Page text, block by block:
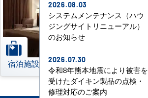
宿泊施設
2026.08.03
システムメンテナンス（ハウ
ジングサイトリニューアル）
のお知らせ
2026.07.30
令和8年熊本地震により被害を
受けたダイキン製品の点検・
修理対応のご案内